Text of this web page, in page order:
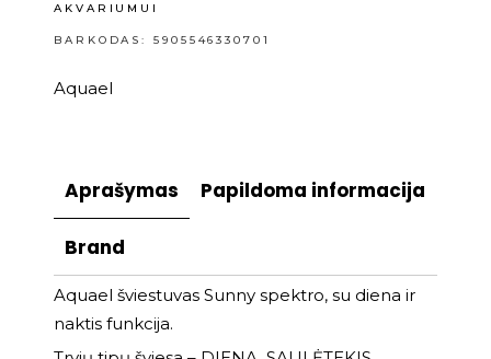
AKVARIUMUI
BARKODAS: 5905546330701
Aquael
Aprašymas Papildoma informacija
Brand
Aquael šviestuvas Sunny spektro, su diena ir
naktis funkcija.